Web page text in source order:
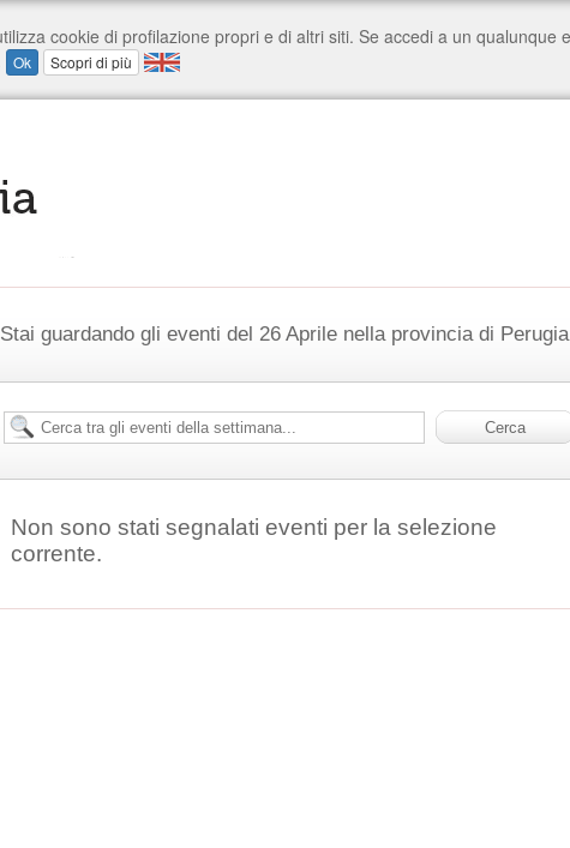
Stai guardando gli eventi del 26 Aprile nella provincia di Perugia
Non sono stati segnalati eventi per la selezione
corrente.